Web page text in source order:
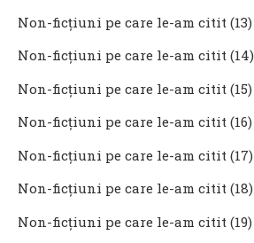
Non-ficţiuni pe care le-am citit (13)
Non-ficţiuni pe care le-am citit (14)
Non-ficţiuni pe care le-am citit (15)
Non-ficţiuni pe care le-am citit (16)
Non-ficţiuni pe care le-am citit (17)
Non-ficţiuni pe care le-am citit (18)
Non-ficţiuni pe care le-am citit (19)